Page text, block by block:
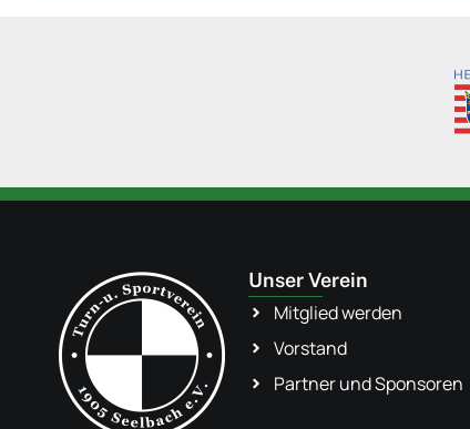
Unser Verein
Mitglied werden
Vorstand
Partner und Sponsoren